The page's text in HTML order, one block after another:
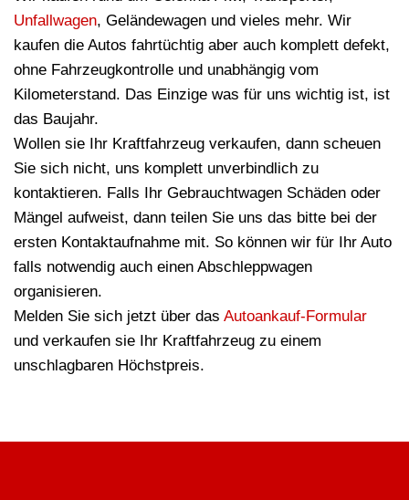
Unfallwagen, Geländewagen und vieles mehr. Wir
kaufen die Autos fahrtüchtig aber auch komplett defekt,
ohne Fahrzeugkontrolle und unabhängig vom
Kilometerstand. Das Einzige was für uns wichtig ist, ist
das Baujahr.
Wollen sie Ihr Kraftfahrzeug verkaufen, dann scheuen
Sie sich nicht, uns komplett unverbindlich zu
kontaktieren. Falls Ihr Gebrauchtwagen Schäden oder
Mängel aufweist, dann teilen Sie uns das bitte bei der
ersten Kontaktaufnahme mit. So können wir für Ihr Auto
falls notwendig auch einen Abschleppwagen
organisieren.
Melden Sie sich jetzt über das Autoankauf-Formular
und verkaufen sie Ihr Kraftfahrzeug zu einem
unschlagbaren Höchstpreis.